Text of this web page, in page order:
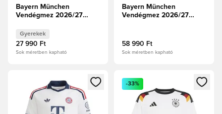
Bayern München
Vendégmez 2026/27
Gyerekek
27 990 Ft
Sok méretben kapható
Bayern München
Vendégmez 2026/27
58 990 Ft
Sok méretben kapható
Megnyit egy modált a bejelentkezéshez vagy a tagként
Megnyit egy modált a
-33%